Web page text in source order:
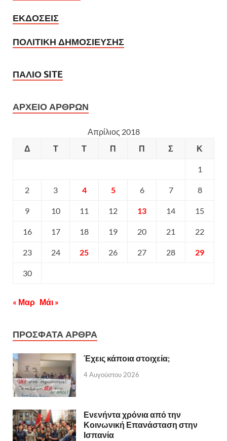
ΕΚΔΟΣΕΙΣ
ΠΟΛΙΤΙΚΗ ΔΗΜΟΣΙΕΥΣΗΣ
ΠΑΛΙΟ SITE
ΑΡΧΕΙΟ ΑΡΘΡΩΝ
Απρίλιος 2018
Δ
Τ Τ Π Π Σ Κ
1
2 3 4 5 6 7 8
9 10 11 12 13 14 15
16 17 18 19 20 21 22
23 24 25 26 27 28 29
30
« Μαρ Μάι »
ΠΡΟΣΦΑΤΑ ΑΡΘΡΑ
Έχεις κάποια στοιχεία;
4 Αυγούστου 2026
Ενενήντα χρόνια από την
Κοινωνική Επανάσταση στην
Ισπανία